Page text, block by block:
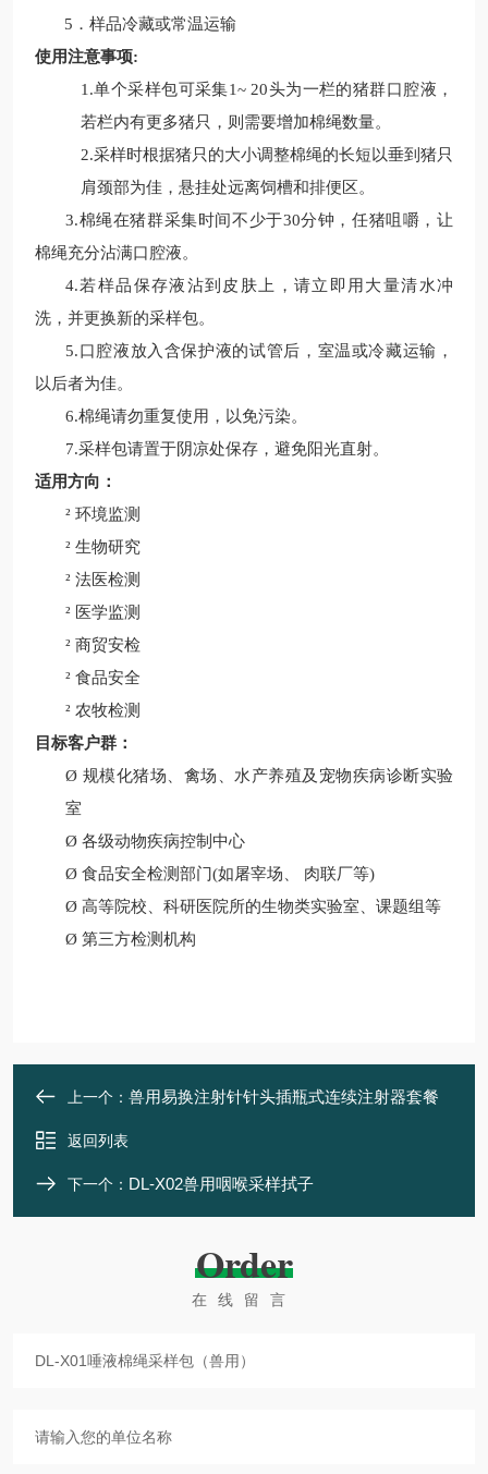
5． 样品冷藏或常温运输
使用注意事项:
1.单个采样包可采集1~ 20头为一栏的猪群口腔液，
若栏内有更多猪只，则需要增加棉绳数量。
2.采样时根据猪只的大小调整棉绳的长短以垂到猪只
肩颈部为佳，悬挂处远离饲槽和排便区。
3.棉绳在猪群采集时间不少于30分钟，任猪咀嚼，让
棉绳充分沾满口腔液。
4.若样品保存液沾到皮肤上，请立即用大量清水冲
洗，并更换新的采样包。
5.口腔液放入含保护液的试管后，室温或冷藏运输，
以后者为佳。
6.棉绳请勿重复使用，以免污染。
7.采样包请置于阴凉处保存，避免阳光直射。
适用方向：
² 环境监测
² 生物研究
² 法医检测
² 医学监测
² 商贸安检
² 食品安全
² 农牧检测
目标客户群：
Ø 规模化猪场、禽场、水产养殖及宠物疾病诊断实验
室
Ø 各级动物疾病控制中心
Ø 食品安全检测部门(如屠宰场、 肉联厂等)
Ø 高等院校、科研医院所的生物类实验室、课题组等
Ø 第三方检测机构
上一个： 兽用易换注射针针头插瓶式连续注射器套餐
返回列表
下一个： DL-X02兽用咽喉采样拭子
Order
在线留言